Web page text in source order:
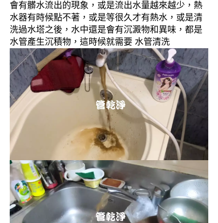
會有髒水流出的現象，或是流出水量越來越少，熱
水器有時候點不著，或是等很久才有熱水，或是清
洗過水塔之後，水中還是會有沉澱物和異味，都是
水管產生沉積物，這時候就需要 水管清洗